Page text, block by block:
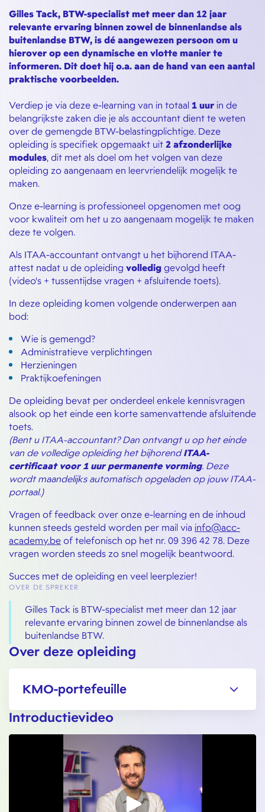
Gilles Tack, BTW-specialist met meer dan 12 jaar
relevante ervaring binnen zowel de binnenlandse als
buitenlandse BTW, is dé aangewezen persoon om u
hierover op een dynamische en vlotte manier te
informeren. Dit doet hij o.a. aan de hand van een aantal
praktische voorbeelden.
Verdiep je via deze e-learning van in totaal 1 uur in de
belangrijkste zaken die je als accountant dient te weten
over de gemengde BTW-belastingplichtige. Deze
opleiding is specifiek opgemaakt uit 2 afzonderlijke
modules, dit met als doel om het volgen van deze
opleiding zo aangenaam en leervriendelijk mogelijk te
maken.
Onze e-learning is professioneel opgenomen met oog
voor kwaliteit om het u zo aangenaam mogelijk te maken
deze te volgen.
Als ITAA-accountant ontvangt u het bijhorend ITAA-
attest nadat u de opleiding volledig gevolgd heeft
(video's + tussentijdse vragen + afsluitende toets).
In deze opleiding komen volgende onderwerpen aan
bod:
Wie is gemengd?
Administratieve verplichtingen
Herzieningen
Praktijkoefeningen
De opleiding bevat per onderdeel enkele kennisvragen
alsook op het einde een korte samenvattende afsluitende
toets.
(Bent u ITAA-accountant? Dan ontvangt u op het einde
van de volledige opleiding het bijhorendITAA-
certificaat voor 1 uur permanente vorming. Deze
wordt maandelijks automatisch opgeladen op jouw ITAA-
portaal.)
Vragen of feedback over onze e-learning en de inhoud
kunnen steeds gesteld worden per mail via info@acc-
academy.be of telefonisch op het nr. 09 396 42 78. Deze
vragen worden steeds zo snel mogelijk beantwoord.
Succes met de opleiding en veel leerplezier!
OVER DE SPREKER
Gilles Tack is BTW-specialist met meer dan 12 jaar
relevante ervaring binnen zowel de binnenlandse als
buitenlandse BTW.
Over deze opleiding
KMO-portefeuille
Introductievideo